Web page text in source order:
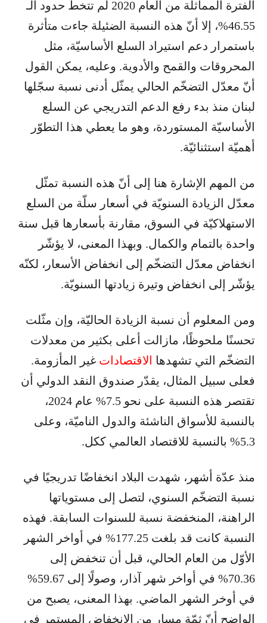
الفترة المماثلة من العام 2020 لم تتخطّ حدود الـ
46.55%، إلا أنّ هذه النسبة الضئيلة جاءت متأثرة
باستمرار دعم استيراد السلع الأساسيّة، مثل
المحروقات والقمح والأدوية. وعليه، يمكن القول
أنّ معدّل التضخّم الحالي يمثّل أدنى نسبة سجّلها
لبنان منذ بدء رفع الدعم التدريجي عن السلع
الأساسيّة المستوردة، وهو ما يعطي هذا التطوّر
أهميّة استثنائيّة.
من المهم الإشارة هنا إلى أنّ هذه النسبة تمثّل
معدّل الزيادة السنويّة في أسعار سلّة من السلع
الاستهلاكيّة في السوق، مقارنة بأسعارها قبل سنة
واحدة بالتمام والكمال. وبهذا المعنى، لا يؤشّر
انخفاض معدّل التضخّم إلى انخفاض الأسعار، لكنّه
يؤشّر إلى انخفاض وتيرة زيادتها السنويّة.
ومن المعلوم أن نسبة الزيادة الحاليّة، وإن مثّلت
تحسنًا ملحوظًا، مازالت أعلى بكثير من معدلات
التضخّم التي تشهدها الاقتصادات غير المأزومة.
فعلى سبيل المثال، يقدّر صندوق النقد الدولي أن
تقتصر هذه النسبة على نحو 7.5% عام 2024،
بالنسبة للأسواق الناشئة والدول الناميّة، وعلى
5.3% بالنسبة للاقتصاد العالمي ككل.
منذ عدّة أشهر، شهدت البلاد انخفاضًا تدريجيًا في
نسبة التضخّم السنوي، لتصل إلى مستوياتها
الراهنة، المنخفضة نسبة للسنوات السابقة. فهذه
النسبة كانت قد بلغت 177.25% في أواخر الشهر
الأوّل من العام الحالي، قبل أن تنخفض إلى
70.36% في أواخر شهر آذار، وصولًا إلى 59.67%
في أوخر الشهر الماضي. بهذا المعنى، يصبح من
الواضح أنّ ثمّة مسار من الانخفاض المستمر في